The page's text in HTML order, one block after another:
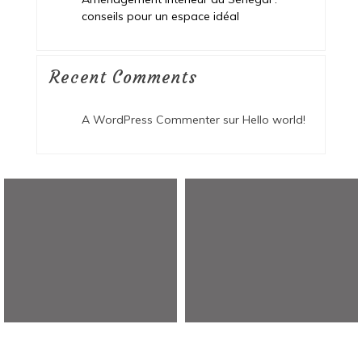
conseils pour un espace idéal
Recent Comments
A WordPress Commentersur Hello world!